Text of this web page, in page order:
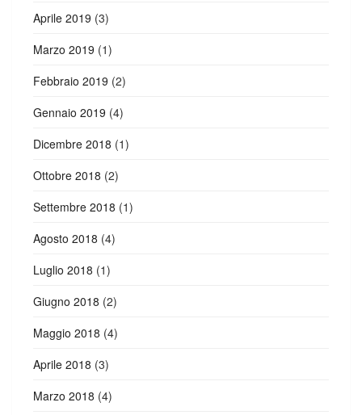
Aprile 2019 (3)
Marzo 2019 (1)
Febbraio 2019 (2)
Gennaio 2019 (4)
Dicembre 2018 (1)
Ottobre 2018 (2)
Settembre 2018 (1)
Agosto 2018 (4)
Luglio 2018 (1)
Giugno 2018 (2)
Maggio 2018 (4)
Aprile 2018 (3)
Marzo 2018 (4)